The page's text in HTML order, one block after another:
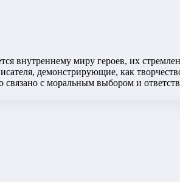
внутреннему миру героев, их
демонстрирующие, как
с моральным выбором и